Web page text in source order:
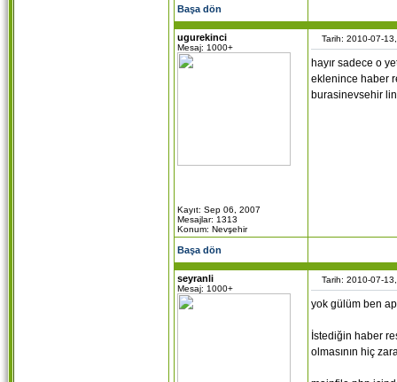
Başa dön
ugurekinci
Mesaj: 1000+
Kayıt: Sep 06, 2007
Mesajlar: 1313
Konum: Nevşehir
Tarih: 2010-07-
hayır sadece o
eklenince haber
burasinevsehir
Başa dön
seyranli
Mesaj: 1000+
Tarih: 2010-07-
yok gülüm ben
İstediğin haber
olmasının hiç